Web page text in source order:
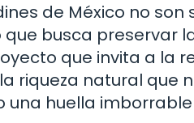
de México no
que busca preservar
que invita a la
riqueza natural que
una huella